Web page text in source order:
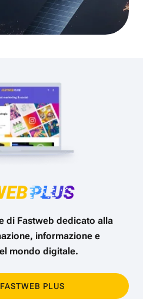
di Fastweb dedicato alla
informazione e
mondo digitale.
PLUS